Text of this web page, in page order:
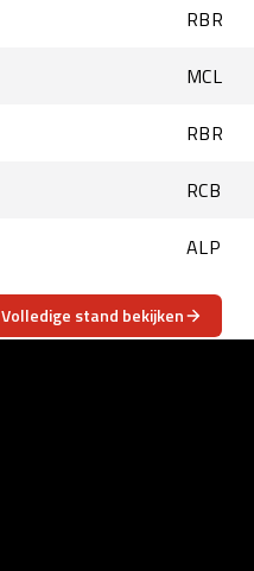
RBR
MCL
RBR
RCB
ALP
Volledige stand bekijken